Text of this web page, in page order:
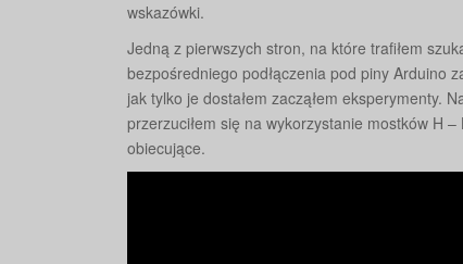
wskazówki.
Jedną z pierwszych stron, na które trafiłem
bezpośredniego podłączenia pod piny Arduino
jak tylko je dostałem zacząłem eksperymenty.
przerzuciłem się na wykorzystanie mostków H
obiecujące.